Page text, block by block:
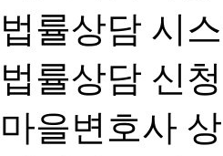
법률상담 시
법률상담 신
마을변호사